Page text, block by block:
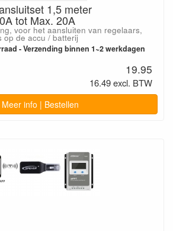
1,5 meter
tot Max. 20A
voor het aansluiten van regelaars,
op de accu / batterij
- Verzending binnen 1~2 werkdagen
19.95
16.49 excl. BTW
Meer info | Bestellen